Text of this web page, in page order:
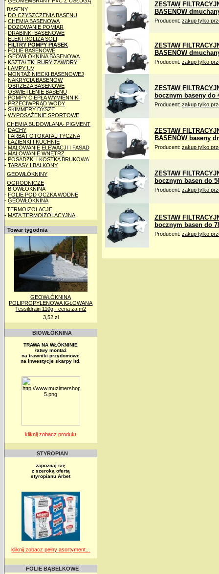
BASENY
- DO CZYSZCZENIA BASENU
- CHEMIA BASENOWA
- DOZOWANIE POMIAR
- DRABINKI BASENOWE
- ELEKTROLIZA SOLI
- FILTRY POMPY PIASEK
- FOLIE BASENOWE
- GEOWŁÓKNINA BASENOWA
- KSZTAŁTKI RURY ZAWORY
- LAMPY UV
- MONTAŻ NIECKI BASENOWEJ
- NAKRYCIA BASENÓW
- OBRZEŻA BASENOWE
- OŚWIETLENIE BASENU
- POMPY CIEPŁA WYMIENNIKI
- PRZECIWPRĄD WODY
- SKIMMERY DYSZE
- WYPOSAŻENIE SPORTOWE
CHEMIA BUDOWLANA- PIGMENT
- DACHY
- FARBA FOTOKATALITYCZNA
- ŁAZIENKI I KUCHNIE
- MALOWANIE ELEWACJI I FASAD
- MALOWANIE WNĘTRZ
- POSADZKI I KOSTKA BRUKOWA
- TARASY I BALKONY
GEOWŁÓKNINY
OGRODNICZE
- BIOWŁÓKNINA
- FOLIE POD OCZKA WODNE
- GEOWŁÓKNINA
TERMOIZOLACJE
- MATA TERMOIZOLACYJNA
Towar tygodnia
GEOWŁÓKNINA
POLIPROPYLENOWA IGŁOWANA
Tessildrain 110g - cena za m2
3,52 zł
BIOWŁÓKNINA
TRAWA NA WŁÓKNINIE
łatwy montaż
na trawniki przydomowe
na inwestycje skarpy itd.
kliknij zobacz produkt
STYROPIAN
zapoznaj się
z szeroką ofertą
styropianu Arbet
kliknij zobacz pełny asortyment...
FOLIE BĄBELKOWE
ZESTAW
BASENÓW
Producent: zakup tylko
ZESTAW
BASENÓW
Producent: zakup tylko
ZESTAW
bocznym baseny do
Producent: zakup tylko
ZESTAW
BASENÓW baseny
Producent: zakup tylko
ZESTAW
bocznym basen do
Producent: zakup tylko
ZESTAW
bocznym basen do
Producent: zakup tylko